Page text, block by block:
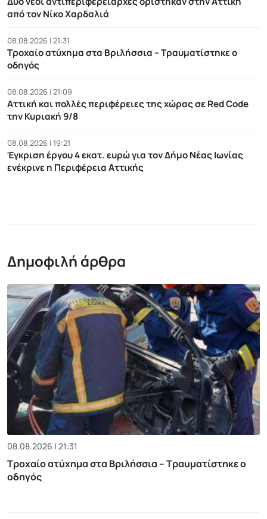
από τον Νίκο Χαρδαλιά
08.08.2026 | 21:31
Τροχαίο ατύχημα στα Βριλήσσια – Τραυματίστηκε ο
οδηγός
08.08.2026 | 21:09
Αττική και πολλές περιφέρειες της χώρας σε Red Code
την Κυριακή 9/8
08.08.2026 | 19:21
Έγκριση έργου 4 εκατ. ευρώ για τον Δήμο Νέας Ιωνίας
ενέκρινε η Περιφέρεια Αττικής
Δημοφιλή άρθρα
08.08.2026 | 21:31
Τροχαίο ατύχημα στα Βριλήσσια – Τραυματίστηκε ο
οδηγός